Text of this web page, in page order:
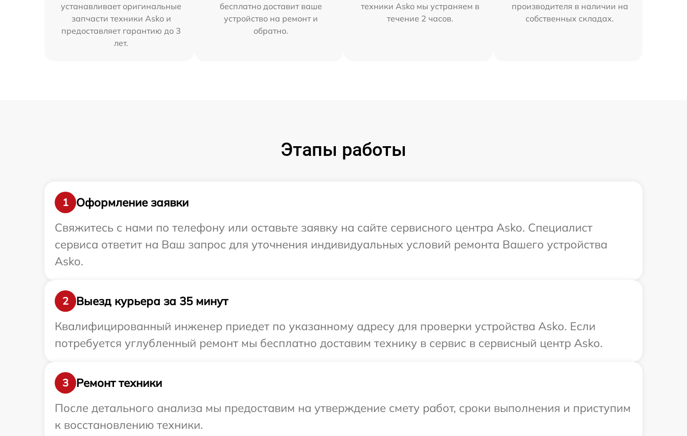
устанавливает оригинальные
запчасти техники Asko и
предоставляет гарантию до 3
лет.
бесплатно доставит ваше
устройство на ремонт и
обратно.
техники Asko мы устраняем в
течение 2 часов.
производителя в наличии на
собственных складах.
Этапы работы
1
Оформление заявки
Свяжитесь с нами по телефону или оставьте заявку на сайте сервисного центра Asko. Специалист
сервиса ответит на Ваш запрос для уточнения индивидуальных условий ремонта Вашего устройства
Asko.
2
Выезд курьера за 35 минут
Квалифицированный инженер приедет по указанному адресу для проверки устройства Asko. Если
потребуется углубленный ремонт мы бесплатно доставим технику в сервис в сервисный центр Asko.
3
Ремонт техники
После детального анализа мы предоставим на утверждение смету работ, сроки выполнения и приступим
к восстановлению техники.